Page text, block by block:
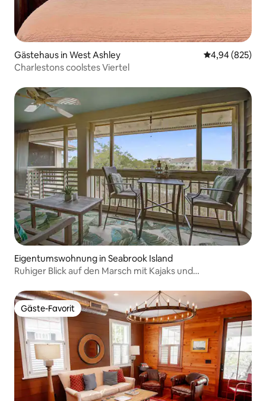
Gästehaus in West Ashley
4,94 (825)
Charlestons coolstes Viertel
Eigentumswohnung in Seabrook Island
Ruhiger Blick auf den Marsch mit Kajaks und
Gäste-Favorit
Gäste-Favorit